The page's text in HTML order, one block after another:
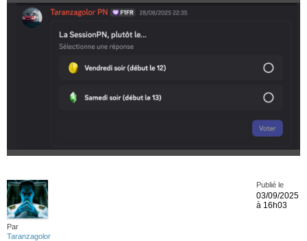
Par
Taranzagolor
Publié le
03/09/2025
à 16h03